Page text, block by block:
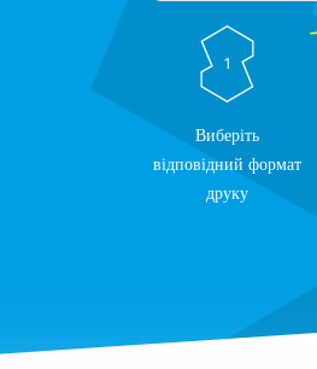
1
Виберіть
відповідний формат
друку